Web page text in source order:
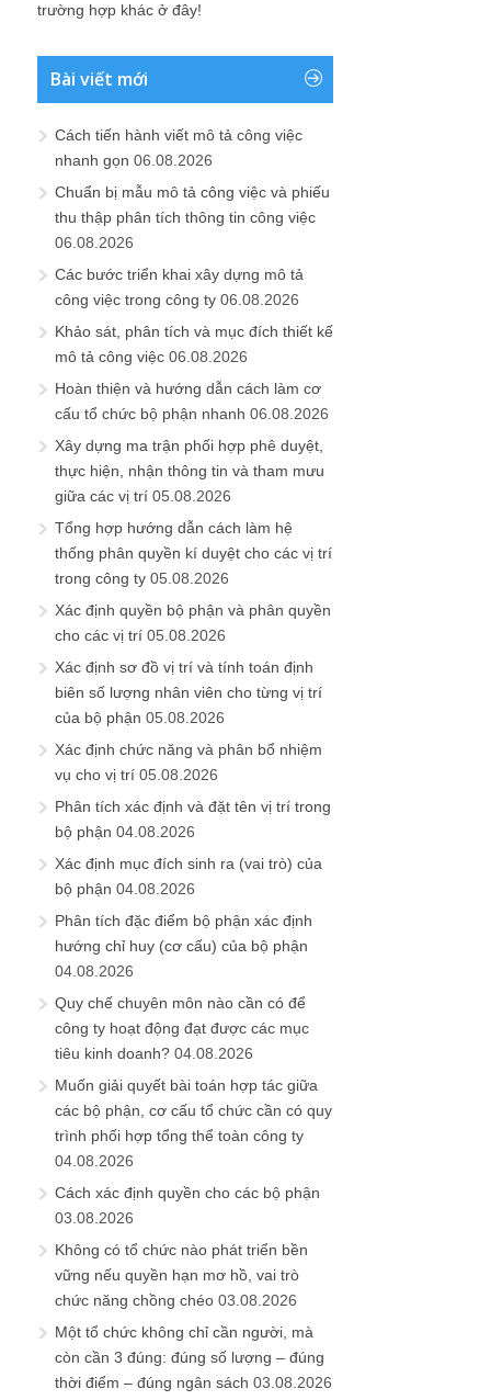
trường hợp khác ở đây!
Bài viết mới
Cách tiến hành viết mô tả công việc
nhanh gọn 06.08.2026
Chuẩn bị mẫu mô tả công việc và phiếu
thu thập phân tích thông tin công việc
06.08.2026
Các bước triển khai xây dựng mô tả
công việc trong công ty 06.08.2026
Khảo sát, phân tích và mục đích thiết kế
mô tả công việc 06.08.2026
Hoàn thiện và hướng dẫn cách làm cơ
cấu tổ chức bộ phận nhanh 06.08.2026
Xây dựng ma trận phối hợp phê duyệt,
thực hiện, nhận thông tin và tham mưu
giữa các vị trí 05.08.2026
Tổng hợp hướng dẫn cách làm hệ
thống phân quyền kí duyệt cho các vị trí
trong công ty 05.08.2026
Xác định quyền bộ phận và phân quyền
cho các vị trí 05.08.2026
Xác định sơ đồ vị trí và tính toán định
biên số lượng nhân viên cho từng vị trí
của bộ phận 05.08.2026
Xác định chức năng và phân bổ nhiệm
vụ cho vị trí 05.08.2026
Phân tích xác định và đặt tên vị trí trong
bộ phận 04.08.2026
Xác định mục đích sinh ra (vai trò) của
bộ phận 04.08.2026
Phân tích đặc điểm bộ phận xác định
hướng chỉ huy (cơ cấu) của bộ phận
04.08.2026
Quy chế chuyên môn nào cần có để
công ty hoạt động đạt được các mục
tiêu kinh doanh? 04.08.2026
Muốn giải quyết bài toán hợp tác giữa
các bộ phận, cơ cấu tổ chức cần có quy
trình phối hợp tổng thể toàn công ty
04.08.2026
Cách xác định quyền cho các bộ phận
03.08.2026
Không có tổ chức nào phát triển bền
vững nếu quyền hạn mơ hồ, vai trò
chức năng chồng chéo 03.08.2026
Một tổ chức không chỉ cần người, mà
còn cần 3 đúng: đúng số lượng – đúng
thời điểm – đúng ngân sách 03.08.2026